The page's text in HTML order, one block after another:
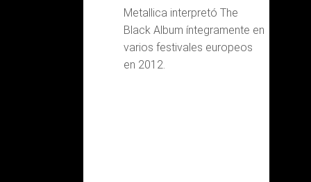
Metallica interpretó The
Black Album íntegramente en
varios festivales europeos
en 2012.